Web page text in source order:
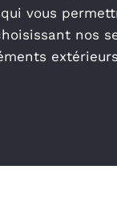
vous
nos